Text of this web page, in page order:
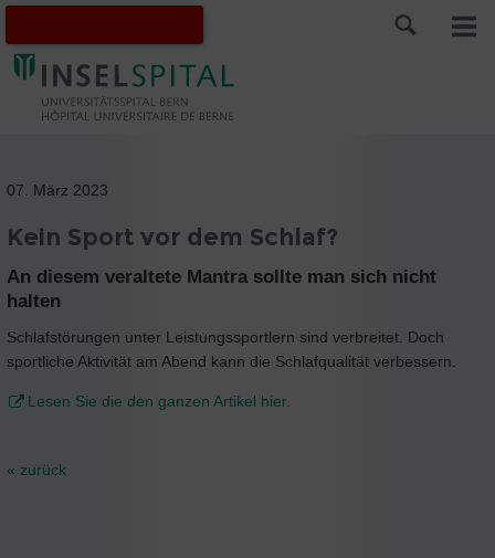
07. März 2023
Kein Sport vor dem Schlaf?
An diesem veraltete Mantra sollte man sich nicht
halten
Schlafstörungen unter Leistungssportlern sind verbreitet. Doch
sportliche Aktivität am Abend kann die Schlafqualität verbessern.
Lesen Sie die den ganzen Artikel hier.
« zurück